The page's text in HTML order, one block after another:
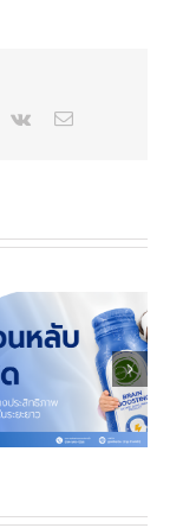
Vk Email
อาการ เบาหวาน
สัญญาณเตือนจาก
ร่างกาย